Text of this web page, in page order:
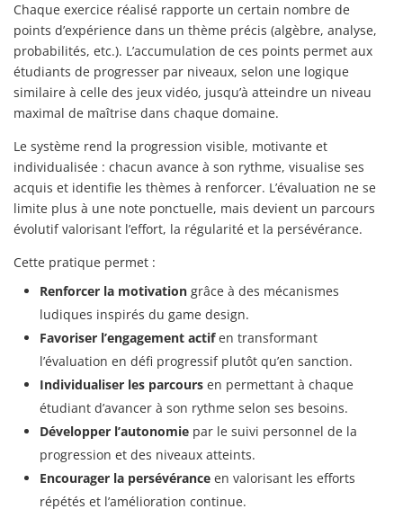
Chaque exercice réalisé rapporte un certain nombre de
points d’expérience dans un thème précis (algèbre, analyse,
probabilités, etc.). L’accumulation de ces points permet aux
étudiants de progresser par niveaux, selon une logique
similaire à celle des jeux vidéo, jusqu’à atteindre un niveau
maximal de maîtrise dans chaque domaine.
Le système rend la progression visible, motivante et
individualisée : chacun avance à son rythme, visualise ses
acquis et identifie les thèmes à renforcer. L’évaluation ne se
limite plus à une note ponctuelle, mais devient un parcours
évolutif valorisant l’effort, la régularité et la persévérance.
Cette pratique permet :
Renforcer la motivation grâce à des mécanismes
ludiques inspirés du game design.
Favoriser l’engagement actifen transformant
l’évaluation en défi progressif plutôt qu’en sanction.
Individualiser les parcours en permettant à chaque
étudiant d’avancer à son rythme selon ses besoins.
Développer l’autonomie par le suivi personnel de la
progression et des niveaux atteints.
Encourager la persévérance en valorisant les efforts
répétés et l’amélioration continue.